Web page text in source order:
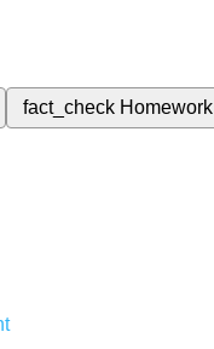
fact_check Homework